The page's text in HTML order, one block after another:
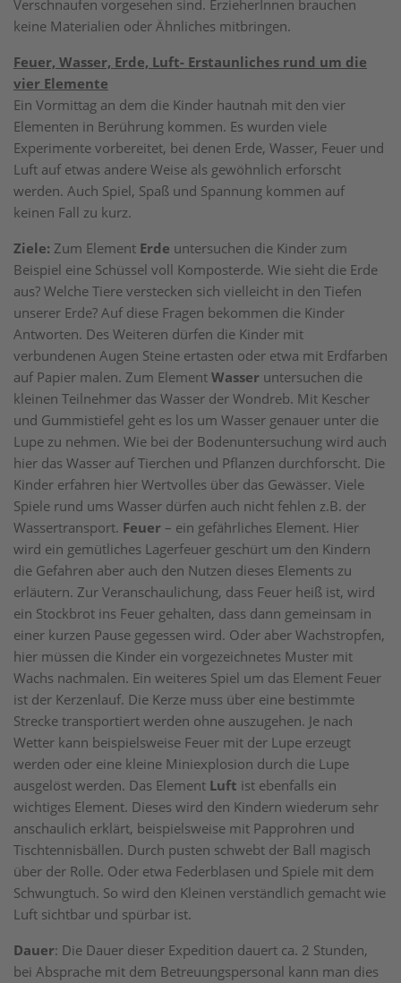
Verschnaufen vorgesehen sind. ErzieherInnen brauchen
keine Materialien oder Ähnliches mitbringen.
Feuer, Wasser, Erde, Luft- Erstaunliches rund um die
vier Elemente
Ein Vormittag an dem die Kinder hautnah mit den vier
Elementen in Berührung kommen. Es wurden viele
Experimente vorbereitet, bei denen Erde, Wasser, Feuer und
Luft auf etwas andere Weise als gewöhnlich erforscht
werden. Auch Spiel, Spaß und Spannung kommen auf
keinen Fall zu kurz.
Ziele: Zum Element Erde untersuchen die Kinder zum
Beispiel eine Schüssel voll Komposterde. Wie sieht die Erde
aus? Welche Tiere verstecken sich vielleicht in den Tiefen
unserer Erde? Auf diese Fragen bekommen die Kinder
Antworten. Des Weiteren dürfen die Kinder mit
verbundenen Augen Steine ertasten oder etwa mit Erdfarben
auf Papier malen. Zum Element Wasser untersuchen die
kleinen Teilnehmer das Wasser der Wondreb. Mit Kescher
und Gummistiefel geht es los um Wasser genauer unter die
Lupe zu nehmen. Wie bei der Bodenuntersuchung wird auch
hier das Wasser auf Tierchen und Pflanzen durchforscht. Die
Kinder erfahren hier Wertvolles über das Gewässer. Viele
Spiele rund ums Wasser dürfen auch nicht fehlen z.B. der
Wassertransport. Feuer – ein gefährliches Element. Hier
wird ein gemütliches Lagerfeuer geschürt um den Kindern
die Gefahren aber auch den Nutzen dieses Elements zu
erläutern. Zur Veranschaulichung, dass Feuer heiß ist, wird
ein Stockbrot ins Feuer gehalten, dass dann gemeinsam in
einer kurzen Pause gegessen wird. Oder aber Wachstropfen,
hier müssen die Kinder ein vorgezeichnetes Muster mit
Wachs nachmalen. Ein weiteres Spiel um das Element Feuer
ist der Kerzenlauf. Die Kerze muss über eine bestimmte
Strecke transportiert werden ohne auszugehen. Je nach
Wetter kann beispielsweise Feuer mit der Lupe erzeugt
werden oder eine kleine Miniexplosion durch die Lupe
ausgelöst werden. Das Element Luft ist ebenfalls ein
wichtiges Element. Dieses wird den Kindern wiederum sehr
anschaulich erklärt, beispielsweise mit Papprohren und
Tischtennisbällen. Durch pusten schwebt der Ball magisch
über der Rolle. Oder etwa Federblasen und Spiele mit dem
Schwungtuch. So wird den Kleinen verständlich gemacht wie
Luft sichtbar und spürbar ist.
Dauer: Die Dauer dieser Expedition dauert ca. 2 Stunden,
bei Absprache mit dem Betreuungspersonal kann man dies